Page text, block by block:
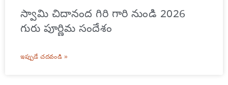
స్వామి చిదానంద గిరి గారి నుండి 2026
గురు పూర్ణిమ సందేశం
ఇప్పుడే చదవండి »